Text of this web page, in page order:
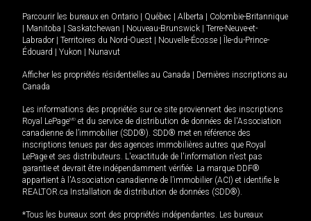
Parcourir les bureaux en Ontario Québec Alberta
Colombie-Britannique
Manitoba Saskatchewan Nouveau-Brunswick
Terre-Neuve-et-
Labrador
Territoires du Nord-Ouest Nouvelle-Écosse
Île-du-Prince-
Édouard
Yukon Nunavut
Afficher les propriétés résidentielles au Canada
Dernières inscriptions au
Canada
Les informations des propriétés sur ce site proviennent des inscriptions
Royal LePageMD et du service de distribution de données de l'Association
canadienne de l’immobilier (SDD®). SDD® met en référence des
inscriptions tenues par des agences immobilières autres que Royal
LePage et ses distributeurs. L'exactitude de l'information n'est pas
garantie et devrait être indépendamment vérifiée. La marque DDF®
appartient à l'Association canadienne de l’immobilier (ACI) et identifie le
REALTOR.ca Installation de distribution de données (SDD®).
*Tous les bureaux sont des propriétés indépendantes. Les bureaux